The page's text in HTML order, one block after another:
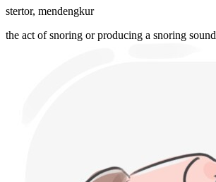
stertor, mendengkur
the act of snoring or producing a snoring sound